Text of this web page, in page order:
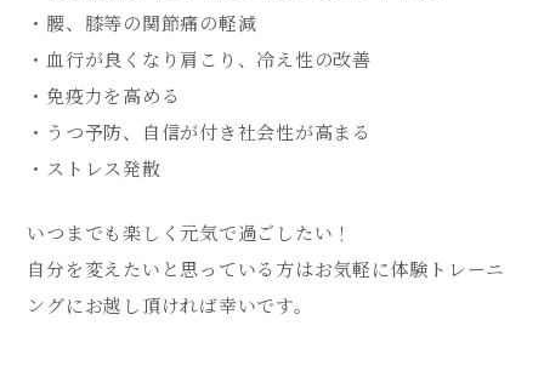
・腰、膝等の関節痛の軽減
・血行が良くなり肩こり、冷え性の改善
・免疫力を高める
・うつ予防、自信が付き社会性が高まる
・ストレス発散
いつまでも楽しく元気で過ごしたい！
自分を変えたいと思っている方はお気軽に体験トレーニ
ングにお越し頂ければ幸いです。